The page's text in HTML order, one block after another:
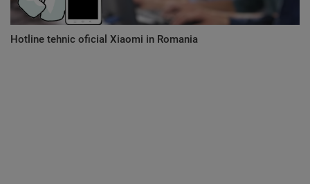
Hotline tehnic oficial Xiaomi in Romania